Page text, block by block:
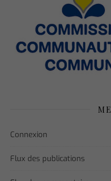
Connexion
Flux des publications